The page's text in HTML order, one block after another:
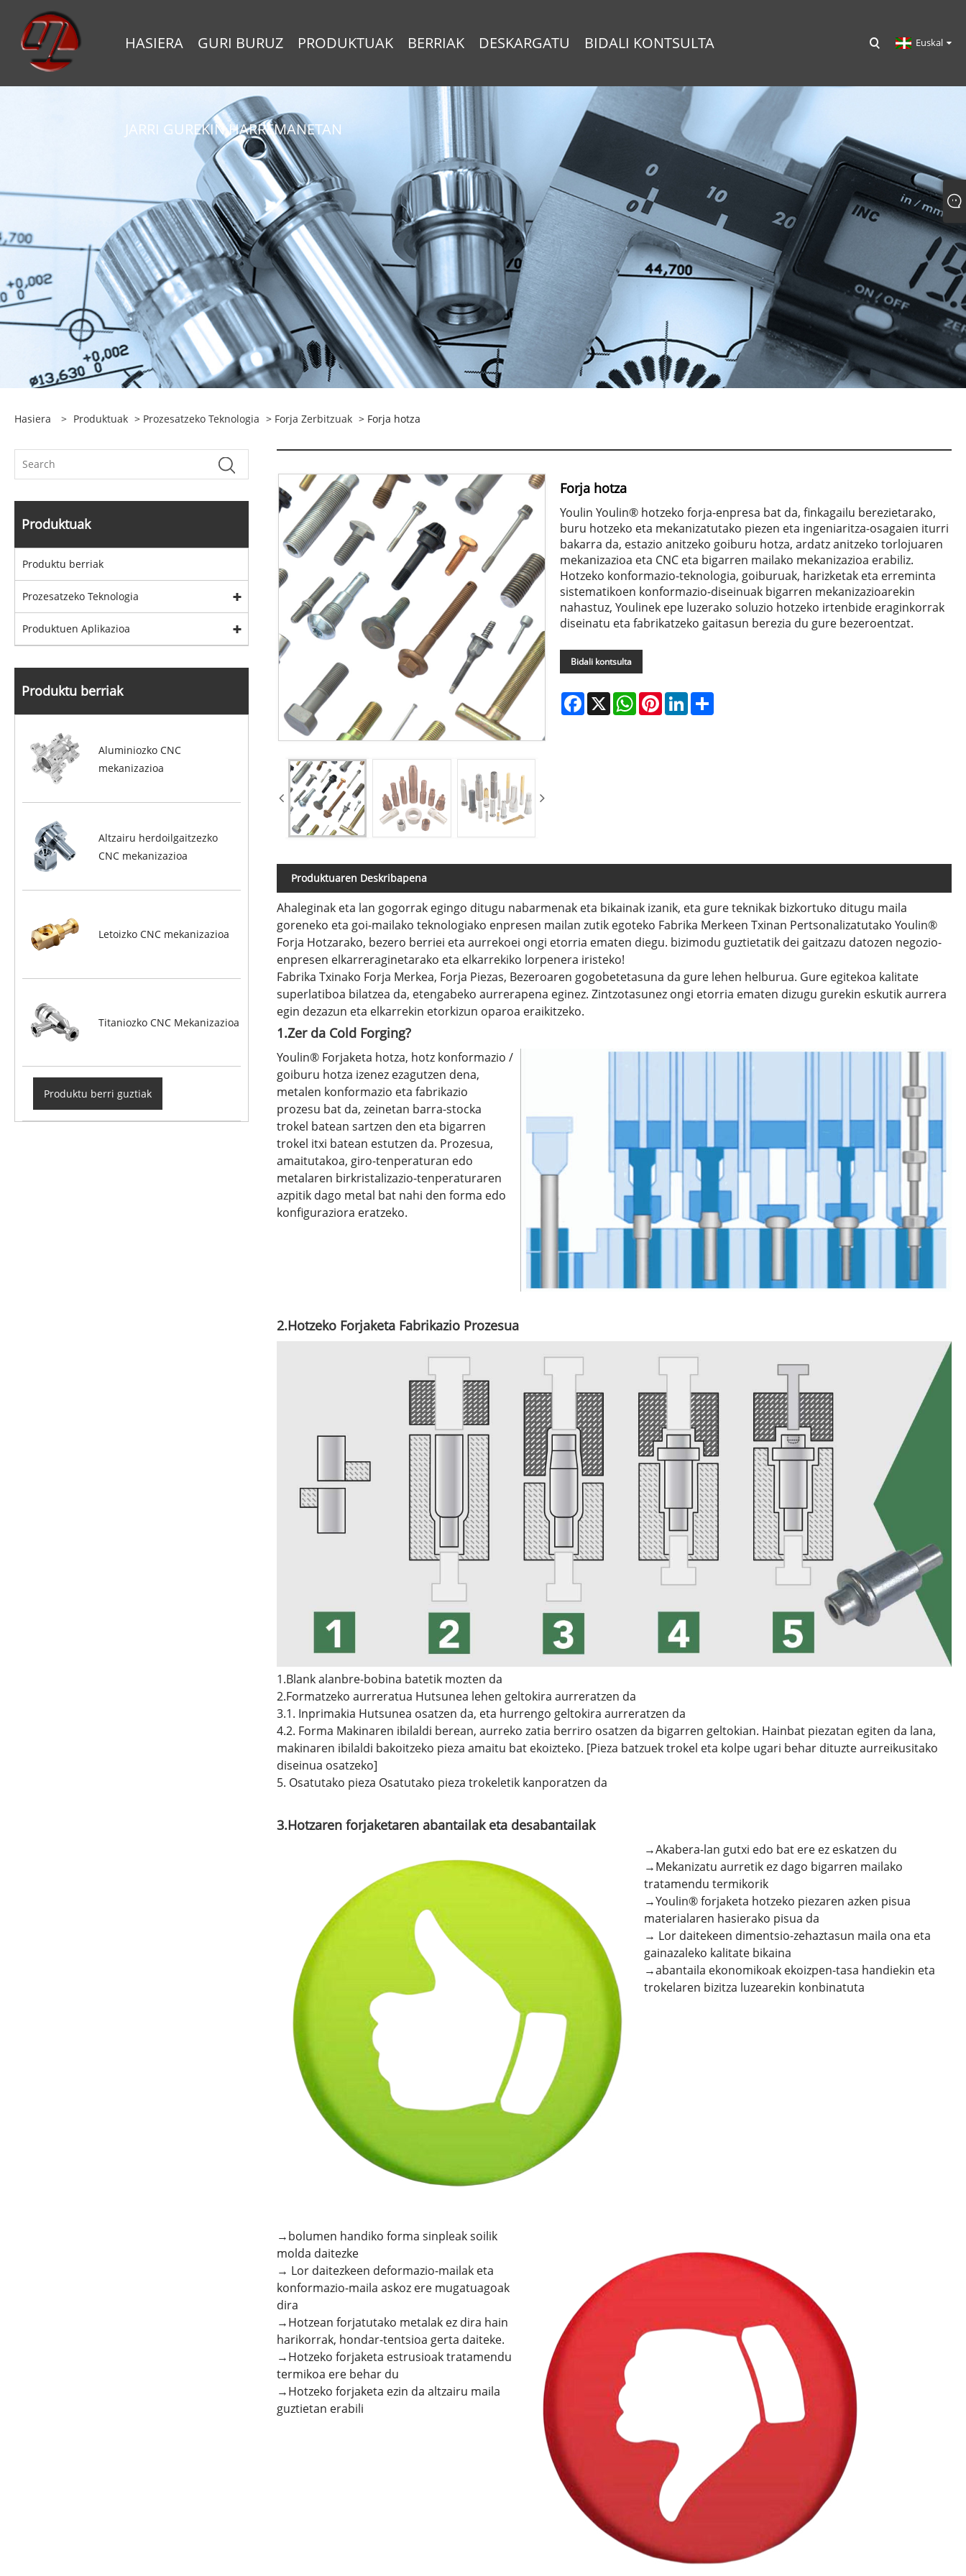
HASIERA GURI BURUZ PRODUKTUAK BERRIAK DESKARGATU BIDALI KONTSULTA
JARRI GUREKIN HARREMANETAN
Euskal
Hasiera > Produktuak > Prozesatzeko Teknologia > Forja Zerbitzuak > Forja hotza
Produktuak
Produktu berriak
Prozesatzeko Teknologia
Produktuen Aplikazioa
Produktu berriak
Aluminiozko CNC
mekanizazioa
Altzairu herdoilgaitzezko
CNC mekanizazioa
Letoizko CNC mekanizazioa
Titaniozko CNC Mekanizazioa
Produktu berri guztiak
Forja hotza
Youlin Youlin® hotzeko forja-enpresa bat da, finkagailu berezietarako,
buru hotzeko eta mekanizatutako piezen eta ingeniaritza-osagaien iturri
bakarra da, estazio anitzeko goiburu hotza, ardatz anitzeko torlojuaren
mekanizazioa eta CNC eta bigarren mailako mekanizazioa erabiliz.
Hotzeko konformazio-teknologia, goiburuak, harizketak eta erreminta
sistematikoen konformazio-diseinuak bigarren mekanizazioarekin
nahastuz, Youlinek epe luzerako soluzio hotzeko irtenbide eraginkorrak
diseinatu eta fabrikatzeko gaitasun berezia du gure bezeroentzat.
Bidali kontsulta
Facebook
X WhatsApp
PinterestLinkedIn
Produktuaren Deskribapena
Ahaleginak eta lan gogorrak egingo ditugu nabarmenak eta bikainak izanik, eta gure teknikak bizkortuko ditugu maila
goreneko eta goi-mailako teknologiako enpresen mailan zutik egoteko Fabrika Merkeen Txinan Pertsonalizatutako Youlin®
Forja Hotzarako, bezero berriei eta aurrekoei ongi etorria ematen diegu. bizimodu guztietatik dei gaitzazu datozen negozio-
enpresen elkarreraginetarako eta elkarrekiko lorpenera iristeko!
Fabrika Txinako Forja Merkea, Forja Piezas, Bezeroaren gogobetetasuna da gure lehen helburua. Gure egitekoa kalitate
superlatiboa bilatzea da, etengabeko aurrerapena eginez. Zintzotasunez ongi etorria ematen dizugu gurekin eskutik aurrera
egin dezazun eta elkarrekin etorkizun oparoa eraikitzeko.
1.Zer da Cold Forging?
Youlin® Forjaketa hotza, hotz konformazio /
goiburu hotza izenez ezagutzen dena,
metalen konformazio eta fabrikazio
prozesu bat da, zeinetan barra-stocka
trokel batean sartzen den eta bigarren
trokel itxi batean estutzen da. Prozesua,
amaitutakoa, giro-tenperaturan edo
metalaren birkristalizazio-tenperaturaren
azpitik dago metal bat nahi den forma edo
konfiguraziora eratzeko.
2.Hotzeko Forjaketa Fabrikazio Prozesua
1.Blank alanbre-bobina batetik mozten da
2.Formatzeko aurreratua Hutsunea lehen geltokira aurreratzen da
3.1. Inprimakia Hutsunea osatzen da, eta hurrengo geltokira aurreratzen da
4.2. Forma Makinaren ibilaldi berean, aurreko zatia berriro osatzen da bigarren geltokian. Hainbat piezatan egiten da lana,
makinaren ibilaldi bakoitzeko pieza amaitu bat ekoizteko. [Pieza batzuek trokel eta kolpe ugari behar dituzte aurreikusitako
diseinua osatzeko]
5. Osatutako pieza Osatutako pieza trokeletik kanporatzen da
3.Hotzaren forjaketaren abantailak eta desabantailak
→Akabera-lan gutxi edo bat ere ez eskatzen du
→Mekanizatu aurretik ez dago bigarren mailako
tratamendu termikorik
→Youlin® forjaketa hotzeko piezaren azken pisua
materialaren hasierako pisua da
→ Lor daitekeen dimentsio-zehaztasun maila ona eta
gainazaleko kalitate bikaina
→abantaila ekonomikoak ekoizpen-tasa handiekin eta
trokelaren bizitza luzearekin konbinatuta
→bolumen handiko forma sinpleak soilik
molda daitezke
→ Lor daitezkeen deformazio-mailak eta
konformazio-maila askoz ere mugatuagoak
dira
→Hotzean forjatutako metalak ez dira hain
harikorrak, hondar-tentsioa gerta daiteke.
→Hotzeko forjaketa estrusioak tratamendu
termikoa ere behar du
→Hotzeko forjaketa ezin da altzairu maila
guztietan erabili